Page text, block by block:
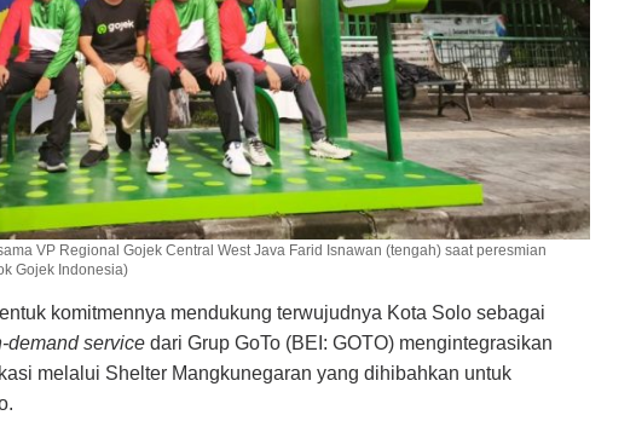
VP Regional Gojek Central West Java Farid Isnawan (tengah) saat peresmian
Gojek Indonesia)
komitmennya mendukung terwujudnya Kota Solo sebagai
demand service dari Grup GoTo (BEI: GOTO) mengintegrasikan
melalui Shelter Mangkunegaran yang dihibahkan untuk